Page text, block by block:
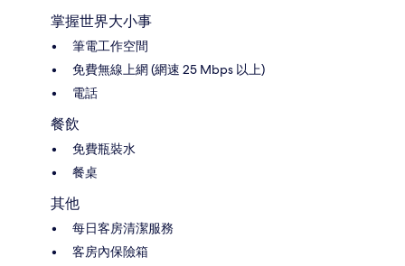
掌握世界大小事
筆電工作空間
免費無線上網 (網速 25 Mbps 以上)
電話
餐飲
免費瓶裝水
餐桌
其他
每日客房清潔服務
客房內保險箱